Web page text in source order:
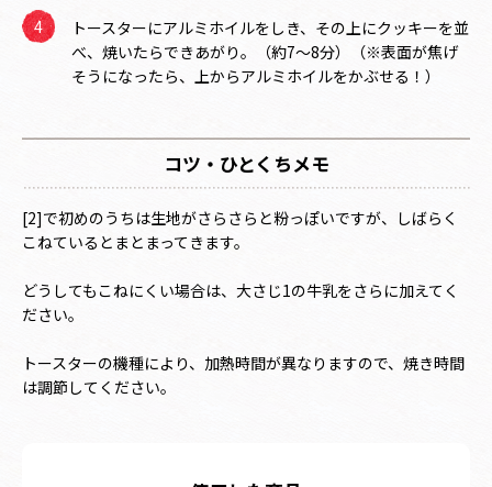
トースターにアルミホイルをしき、その上にクッキーを並
べ、焼いたらできあがり。（約7～8分）（※表面が焦げ
そうになったら、上からアルミホイルをかぶせる！）
コツ・ひとくちメモ
[2]で初めのうちは生地がさらさらと粉っぽいですが、しばらく
こねているとまとまってきます。
どうしてもこねにくい場合は、大さじ1の牛乳をさらに加えてく
ださい。
トースターの機種により、加熱時間が異なりますので、焼き時間
は調節してください。